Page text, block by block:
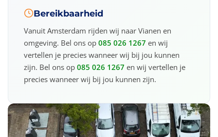
Bereikbaarheid
Vanuit Amsterdam rijden wij naar Vianen en
omgeving. Bel ons op 085 026 1267 en wij
vertellen je precies wanneer wij bij jou kunnen
zijn. Bel ons op 085 026 1267 en wij vertellen je
precies wanneer wij bij jou kunnen zijn.